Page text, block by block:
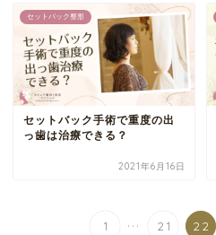
セットバック整形
セットバック手術で重度の出
っ歯は治療できる？
2021年6月16日
1 ... 21 22